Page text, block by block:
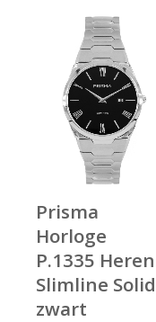
Prisma
Horloge
P.1335 Heren
Slimline Solid
zwart